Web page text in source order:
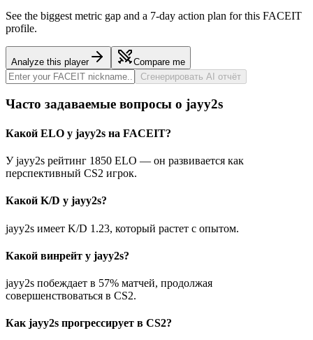
See the biggest metric gap and a 7-day action plan for this FACEIT
profile.
Analyze this player
Compare me
Сгенерировать AI отчёт
Часто задаваемые вопросы о jayy2s
Какой ELO у jayy2s на FACEIT?
У jayy2s рейтинг 1850 ELO — он развивается как
перспективный CS2 игрок.
Какой K/D у jayy2s?
jayy2s имеет K/D 1.23, который растет с опытом.
Какой винрейт у jayy2s?
jayy2s побеждает в 57% матчей, продолжая
совершенствоваться в CS2.
Как jayy2s прогрессирует в CS2?